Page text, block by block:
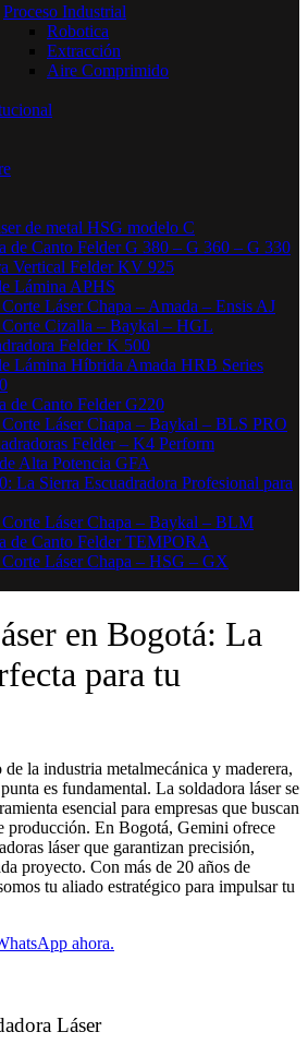
Proceso Industrial
Robotica
Extracción
Aire Comprimido
de metal HSG modelo C​
de Canto Felder G 380 – G 360 – G 330
Vertical Felder KV 925
Lámina APHS
Láser Chapa – Amada – Ensis AJ
Cizalla – Baykal – HGL
Felder K 500
Lámina Híbrida Amada HRB Series
de Canto Felder G220
Láser Chapa – Baykal – BLS PRO
Felder – K4 Perform
Alta Potencia GFA
La Sierra Escuadradora Profesional para
Láser Chapa – Baykal – BLM
de Canto Felder TEMPORA
Láser Chapa – HSG – GX
en Bogotá: La
para tu
la industria metalmecánica y maderera,
es fundamental. La soldadora láser se
esencial para empresas que buscan
producción. En Bogotá, Gemini ofrece
láser que garantizan precisión,
proyecto. Con más de 20 años de
tu aliado estratégico para impulsar tu
ahora.
Láser